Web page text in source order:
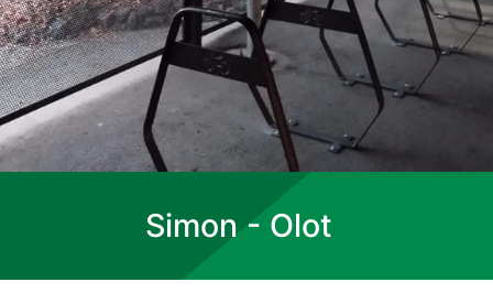
Simon - Olot